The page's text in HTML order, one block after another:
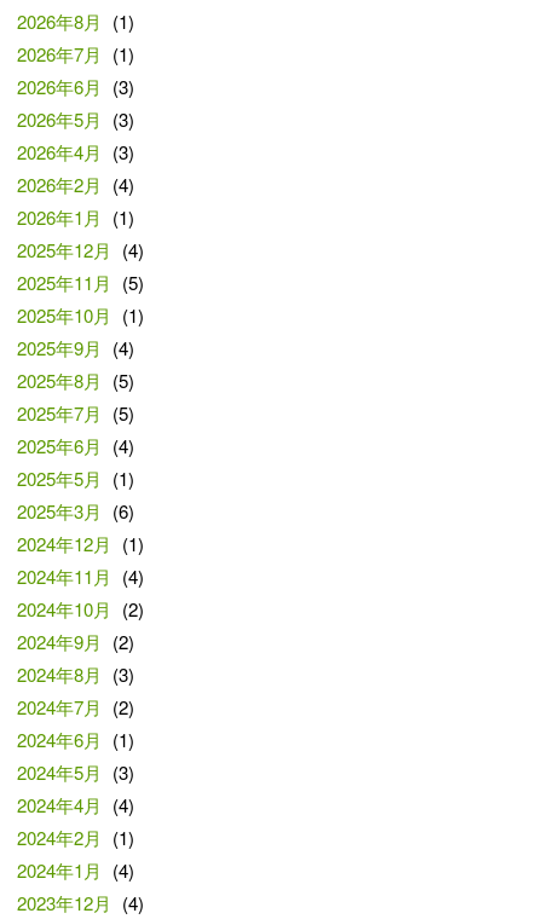
2026年8月
(1)
2026年7月
(1)
2026年6月
(3)
2026年5月
(3)
2026年4月
(3)
2026年2月
(4)
2026年1月
(1)
2025年12月
(4)
2025年11月
(5)
2025年10月
(1)
2025年9月
(4)
2025年8月
(5)
2025年7月
(5)
2025年6月
(4)
2025年5月
(1)
2025年3月
(6)
2024年12月
(1)
2024年11月
(4)
2024年10月
(2)
2024年9月
(2)
2024年8月
(3)
2024年7月
(2)
2024年6月
(1)
2024年5月
(3)
2024年4月
(4)
2024年2月
(1)
2024年1月
(4)
2023年12月
(4)